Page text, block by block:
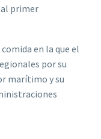
al primer
en la que el
por su
marítimo y su